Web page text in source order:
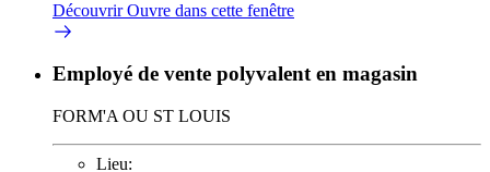
DécouvrirOuvre dans cette fenêtre
Employé de vente polyvalent en magasin
FORM'A OU ST LOUIS
Lieu: